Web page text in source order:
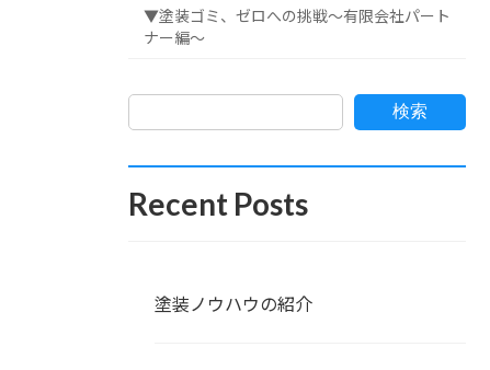
▼塗装ゴミ、ゼロへの挑戦～有限会社パート
ナー編～
検索
Recent Posts
塗装ノウハウの紹介